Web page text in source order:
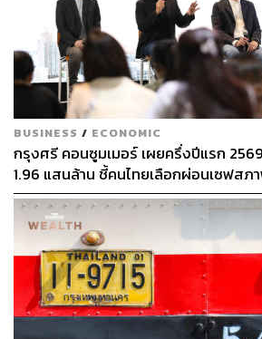
BUSINESS / ECONOMIC
กรุงศรี คอนซูมเมอร์ เผยครึ่งปีแรก
1.96 แสนล้าน ชี้คนไทยเลือกผ่อนเซฟสภ
เศรษฐกิจผันผวนฉุดผลประกอบการพลา